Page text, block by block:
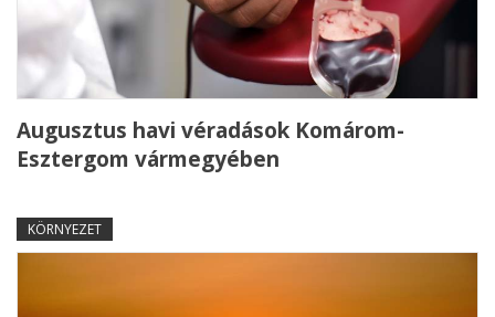
Augusztus havi véradások Komárom-
Esztergom vármegyében
KÖRNYEZET